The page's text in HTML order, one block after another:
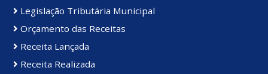
Legislação Tributária Municipal
Orçamento das Receitas
Receita Lançada
Receita Realizada